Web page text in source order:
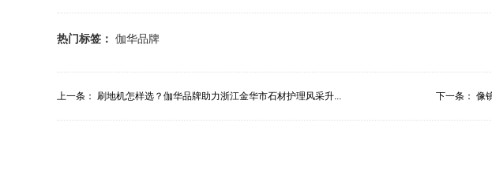
热门标签： 伽华品牌
上一条： 刷地机怎样选？伽华品牌助力浙江金华市石材护理风采升... 下一条： 像